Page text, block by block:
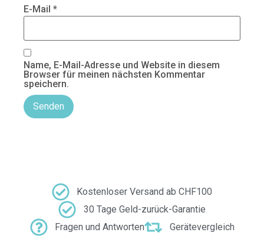
E-Mail *
Name, E-Mail-Adresse und Website in diesem
Browser für meinen nächsten Kommentar
speichern.
Kostenloser Versand ab CHF100
30 Tage Geld-zurück-Garantie
Fragen und Antworten
Gerätevergleich